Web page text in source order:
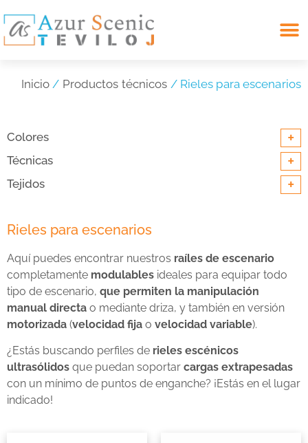
Inicio / Productos técnicos / Rieles para escenarios
Colores +
Técnicas +
Tejidos +
Rieles para escenarios
Aquí puedes encontrar nuestros raíles de escenario
completamente modulables ideales para equipar todo
tipo de escenario, que permiten la manipulación
manual directa o mediante driza, y también en versión
motorizada (velocidad fija o velocidad variable).
¿Estás buscando perfiles de rieles escénicos
ultrasólidos que puedan soportar cargas extrapesadas
con un mínimo de puntos de enganche? ¡Estás en el lugar
indicado!